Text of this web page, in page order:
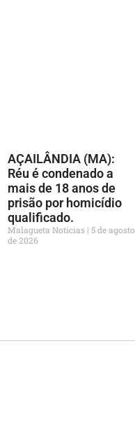
AÇAILÂNDIA (MA):
Réu é condenado a
mais de 18 anos de
prisão por homicídio
qualificado.
Malagueta Notícias 5 de agosto
de 2026